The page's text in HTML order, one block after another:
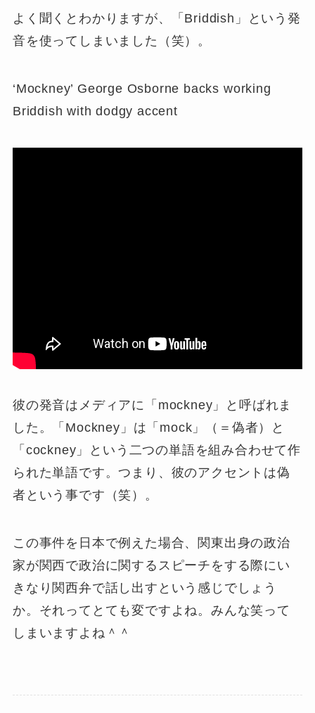
よく聞くとわかりますが、「Briddish」という発
音を使ってしまいました（笑）。
‘Mockney’ George Osborne backs working
Briddish with dodgy accent
彼の発音はメディアに「mockney」と呼ばれま
した。「Mockney」は「mock」（＝偽者）と
「cockney」という二つの単語を組み合わせて作
られた単語です。つまり、彼のアクセントは偽
者という事です（笑）。
この事件を日本で例えた場合、関東出身の政治
家が関西で政治に関するスピーチをする際にい
きなり関西弁で話し出すという感じでしょう
か。それってとても変ですよね。みんな笑って
しまいますよね＾＾